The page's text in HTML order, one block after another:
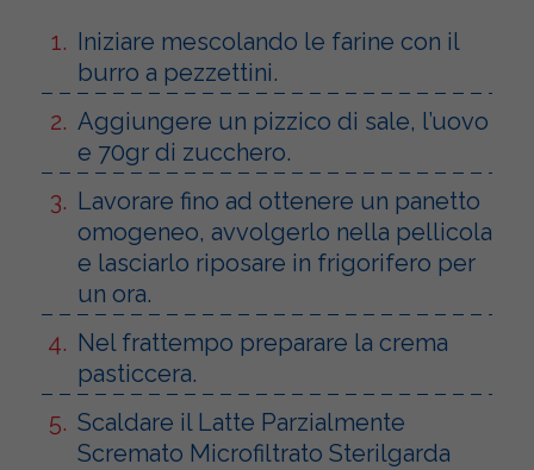
Iniziare mescolando le farine con il
burro a pezzettini.
Aggiungere un pizzico di sale, l’uovo
e 70gr di zucchero.
Lavorare fino ad ottenere un panetto
omogeneo, avvolgerlo nella pellicola
e lasciarlo riposare in frigorifero per
un ora.
Nel frattempo preparare la crema
pasticcera.
Scaldare il Latte Parzialmente
Scremato Microfiltrato Sterilgarda